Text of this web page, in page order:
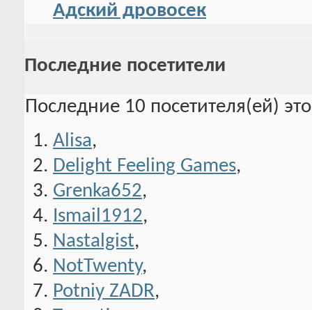
Адский дровосек
Последние посетители
Последние 10 посетителя(ей)
Alisa,
Delight Feeling Games,
Grenka652,
Ismail1912,
Nastalgist,
NotTwenty,
Potniy ZADR,